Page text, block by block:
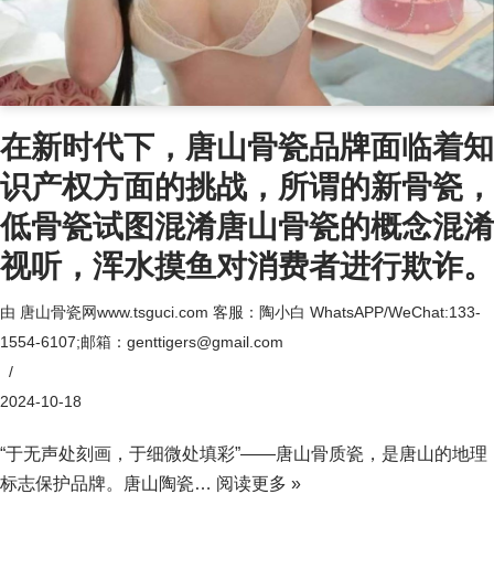
在新时代下，唐山骨瓷品牌面临着知
识产权方面的挑战，所谓的新骨瓷，
低骨瓷试图混淆唐山骨瓷的概念混淆
视听，浑水摸鱼对消费者进行欺诈。
由 唐山骨瓷网www.tsguci.com 客服：陶小白 WhatsAPP/WeChat:133-
1554-6107;邮箱：genttigers@gmail.com
2024-10-18
“于无声处刻画，于细微处填彩”——唐山骨质瓷，是唐山的地理
标志保护品牌。唐山陶瓷… 阅读更多 »